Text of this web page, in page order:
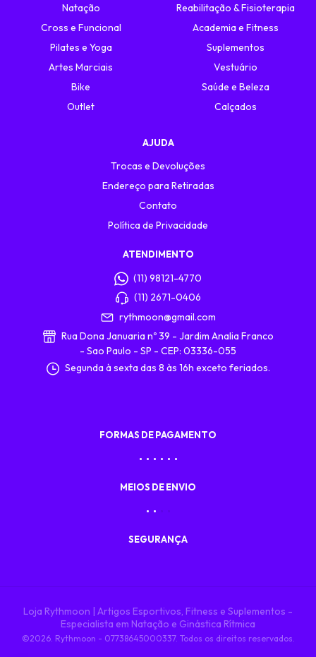
Natação
Cross e Funcional
Pilates e Yoga
Artes Marciais
Bike
Outlet
Reabilitação & Fisioterapia
Academia e Fitness
Suplementos
Vestuário
Saúde e Beleza
Calçados
AJUDA
Trocas e Devoluções
Endereço para Retiradas
Contato
Política de Privacidade
ATENDIMENTO
(11) 98121-4770
(11) 2671-0406
rythmoon@gmail.com
Rua Dona Januaria nº 39 - Jardim Analia Franco
- Sao Paulo - SP - CEP: 03336-055
Segunda à sexta das 8 às 16h exceto feriados.
FORMAS DE PAGAMENTO
MEIOS DE ENVIO
SEGURANÇA
Loja Rythmoon | Artigos Esportivos, Fitness e Suplementos -
Especialista em Natação e Ginástica Rítmica
©2026. Rythmoon - 07738645000337. Todos os direitos reservados.